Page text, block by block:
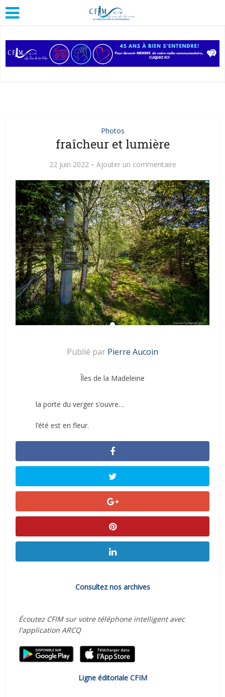
Photos
fraîcheur et lumière
22 juin 2022 Ajouter un commentaire
Publié par Pierre Aucoin
Îles de la Madeleine
la porte du verger s’ouvre…
l’été est en fleur.
Consultez nos archives
Écoutez CFIM sur votre téléphone intelligent avec
l'application ARCQ
Ligne éditoriale CFIM